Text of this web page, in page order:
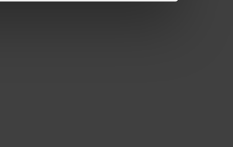
‘verander jouw